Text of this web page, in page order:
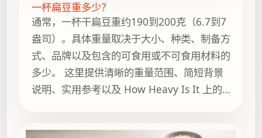
一杯扁豆重多少？
通常，一杯干扁豆重约190到200克（6.7到7
盎司）。具体重量取决于大小、种类、制备方
式、品牌以及包含的可食用或不可食用材料的
多少。 这里提供清晰的重量范围、简短背景
说明、实用参考以及 How Heavy Is It 上的